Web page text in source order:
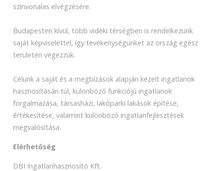
színvonalas elvégzésére.
Budapesten kívül, több vidéki térségben is rendelkezünk
saját képviselettel, így tevékenységünket az ország egész
területén végezzük.
Célunk a saját és a megbízások alapján kezelt ingatlanok
hasznosításán túl, különböző funkciójú ingatlanok
forgalmazása, társasházi, lakóparki lakások építése,
értékesítése, valamint különböző ingatlanfejlesztések
megvalósítása.
Elérhetőség
DBI Ingatlanhasznosító Kft.